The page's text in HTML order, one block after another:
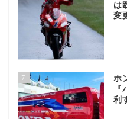
は
変
7
ホ
利